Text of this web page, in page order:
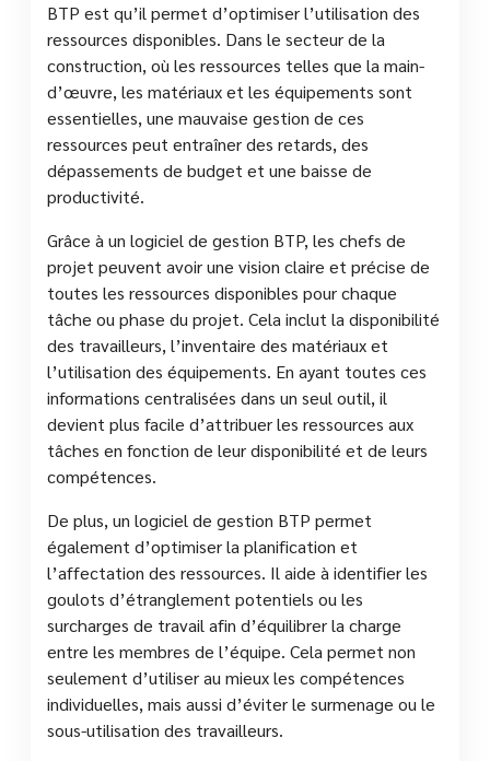
BTP est qu’il permet d’optimiser l’utilisation des
ressources disponibles. Dans le secteur de la
construction, où les ressources telles que la main-
d’œuvre, les matériaux et les équipements sont
essentielles, une mauvaise gestion de ces
ressources peut entraîner des retards, des
dépassements de budget et une baisse de
productivité.
Grâce à un logiciel de gestion BTP, les chefs de
projet peuvent avoir une vision claire et précise de
toutes les ressources disponibles pour chaque
tâche ou phase du projet. Cela inclut la disponibilité
des travailleurs, l’inventaire des matériaux et
l’utilisation des équipements. En ayant toutes ces
informations centralisées dans un seul outil, il
devient plus facile d’attribuer les ressources aux
tâches en fonction de leur disponibilité et de leurs
compétences.
De plus, un logiciel de gestion BTP permet
également d’optimiser la planification et
l’affectation des ressources. Il aide à identifier les
goulots d’étranglement potentiels ou les
surcharges de travail afin d’équilibrer la charge
entre les membres de l’équipe. Cela permet non
seulement d’utiliser au mieux les compétences
individuelles, mais aussi d’éviter le surmenage ou le
sous-utilisation des travailleurs.